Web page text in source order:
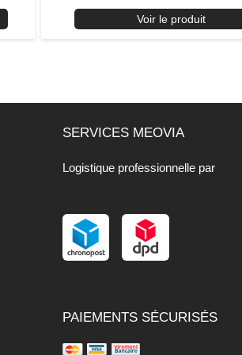
Voir le produit
SERVICES MEOVIA
Logistique professionnelle par
PAIEMENTS SÉCURISÉS